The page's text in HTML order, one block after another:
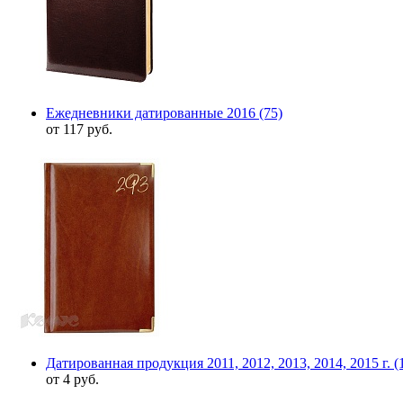
Ежедневники датированные 2016 (75)
от 117 руб.
Датированная продукция 2011, 2012, 2013, 2014, 2015 г.
от 4 руб.